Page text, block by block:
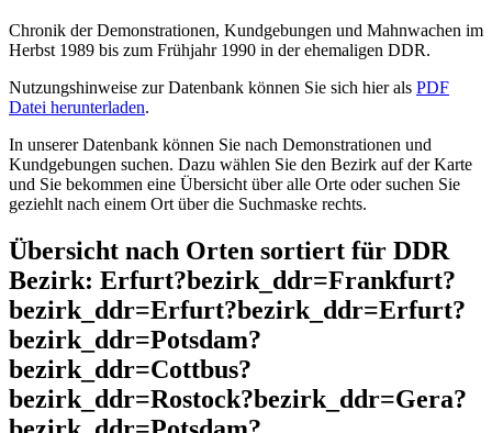
Chronik der Demonstrationen, Kundgebungen und Mahnwachen im
Herbst 1989 bis zum Frühjahr 1990 in der ehemaligen DDR.
Nutzungshinweise zur Datenbank können Sie sich hier als PDF
Datei herunterladen.
In unserer Datenbank können Sie nach Demonstrationen und
Kundgebungen suchen. Dazu wählen Sie den Bezirk auf der Karte
und Sie bekommen eine Übersicht über alle Orte oder suchen Sie
geziehlt nach einem Ort über die Suchmaske rechts.
Übersicht nach Orten sortiert für DDR
Bezirk: Erfurt?bezirk_ddr=Frankfurt?
bezirk_ddr=Erfurt?bezirk_ddr=Erfurt?
bezirk_ddr=Potsdam?
bezirk_ddr=Cottbus?
bezirk_ddr=Rostock?bezirk_ddr=Gera?